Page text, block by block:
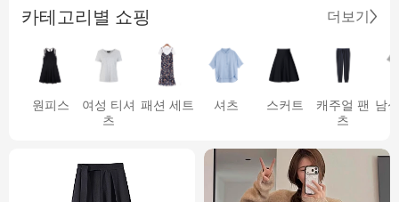
카테고리별 쇼핑 더보기
원피스
여성 티셔
츠
패션 세트 셔츠 스커트
캐주얼 팬
츠
남